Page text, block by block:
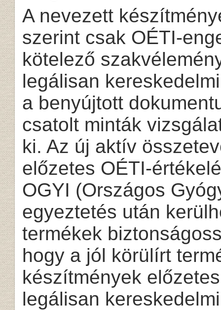
A nevezett
szerint csak OÉTI-
kötelező
legálisan
a benyújtott
csatolt minták
ki. Az új aktív
előzetes OÉTI-
OGYI (Országos
egyeztetés után
termékek
hogy a jól körülírt
készítmények
legálisan